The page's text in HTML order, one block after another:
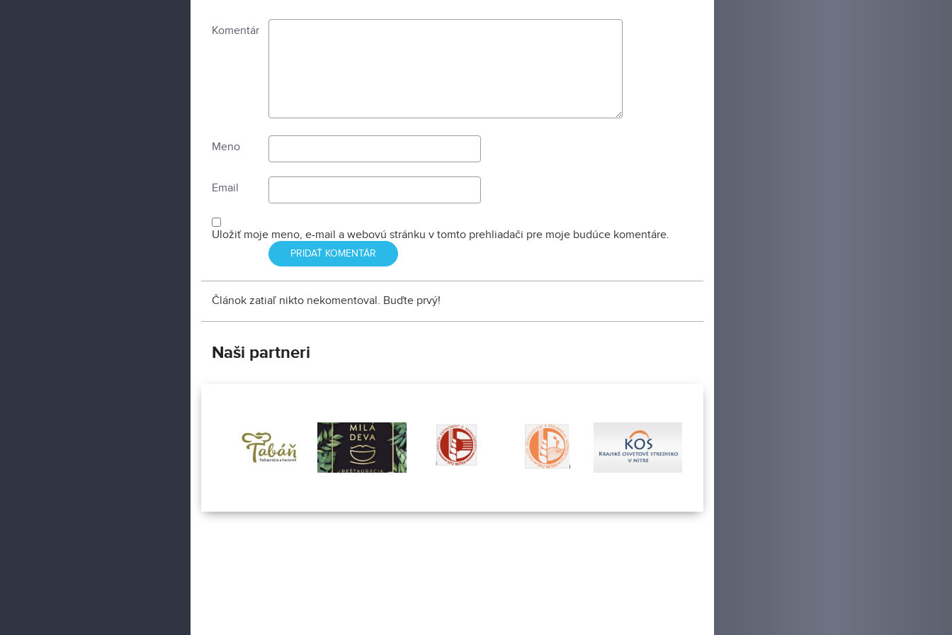
Komentár
Meno
Email
Uložiť moje meno, e-mail a webovú stránku v tomto prehliadači pre moje budúce komentáre.
Článok zatiaľ nikto nekomentoval. Buďte prvý!
Naši partneri